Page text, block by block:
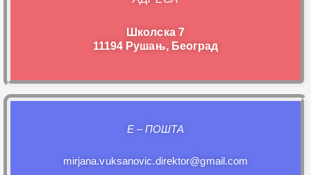
Школска 7
11194 Рушањ, Београд
E – ПОШТА
mirjana.vuksanovic.direktor@gmail.com